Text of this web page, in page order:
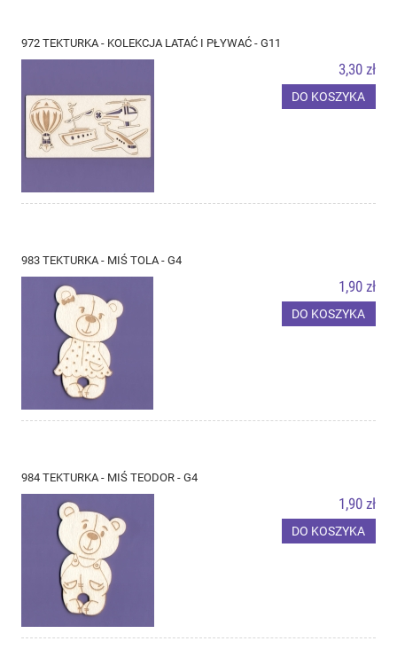
972 TEKTURKA - KOLEKCJA LATAĆ I PŁYWAĆ - G11
3,30 zł
DO KOSZYKA
983 TEKTURKA - MIŚ TOLA - G4
1,90 zł
DO KOSZYKA
984 TEKTURKA - MIŚ TEODOR - G4
1,90 zł
DO KOSZYKA